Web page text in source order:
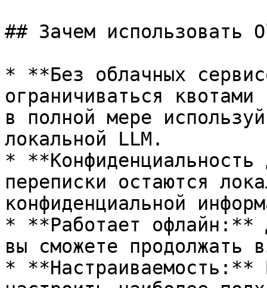
## Зачем
* **Без облачных
ограничиваться
в полной мере
локальной LLM.
*
переписки остаются
конфиденциальной
* **Работает офлайн:**
вы сможете продолжать
* **Настраиваемость:**